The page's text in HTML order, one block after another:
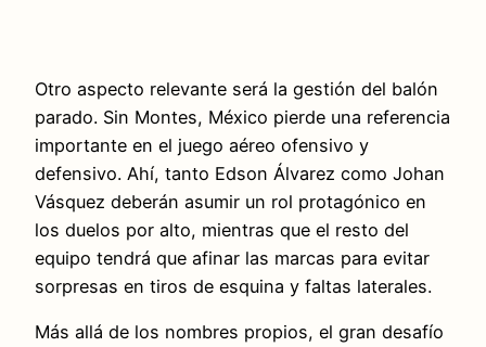
Otro aspecto relevante será la gestión del balón
parado. Sin Montes, México pierde una referencia
importante en el juego aéreo ofensivo y
defensivo. Ahí, tanto Edson Álvarez como Johan
Vásquez deberán asumir un rol protagónico en
los duelos por alto, mientras que el resto del
equipo tendrá que afinar las marcas para evitar
sorpresas en tiros de esquina y faltas laterales.
Más allá de los nombres propios, el gran desafío